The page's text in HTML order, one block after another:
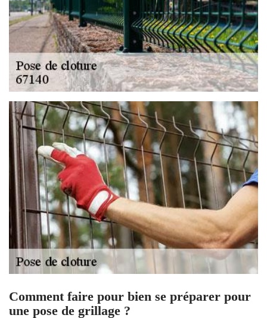
Comment faire pour bien se préparer pour
une pose de grillage ?